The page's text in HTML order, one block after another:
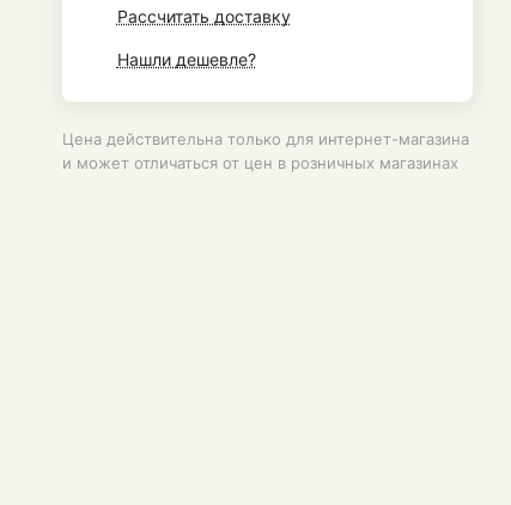
Рассчитать доставку
Нашли дешевле?
Цена действительна только для интернет-магазина
и может отличаться от цен в розничных магазинах